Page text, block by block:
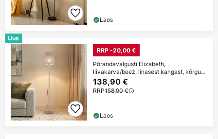
Laos
Uus
RRP -20,00 €
Põrandavalgusti Elizabeth,
liivakarva/beež, linasest kangast, kõrgus
152 cm, E27
138,90 €
RRP158,90 €
Laos